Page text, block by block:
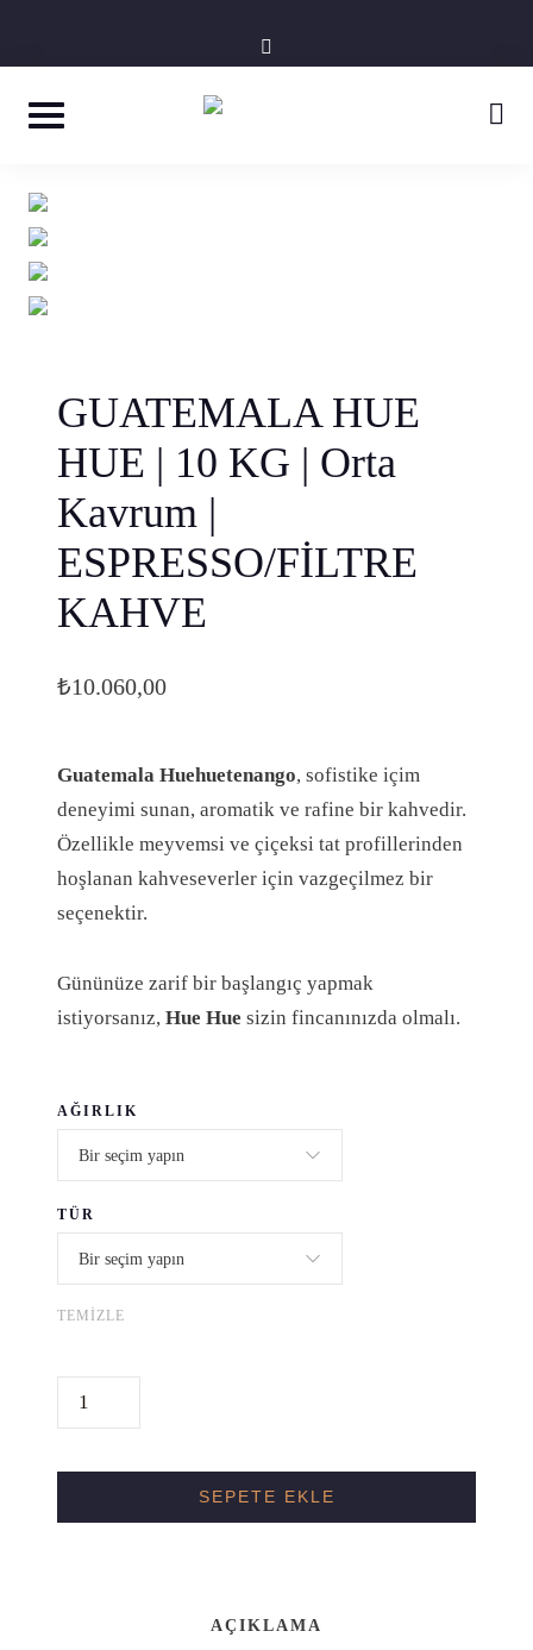
GUATEMALA HUE
HUE | 10 KG | Orta
Kavrum |
ESPRESSO/FİLTRE
KAHVE
₺10.060,00
Guatemala Huehuetenango, sofistike içim
deneyimi sunan, aromatik ve rafine bir kahvedir.
Özellikle meyvemsi ve çiçeksi tat profillerinden
hoşlanan kahveseverler için vazgeçilmez bir
seçenektir.
Gününüze zarif bir başlangıç yapmak
istiyorsanız, Hue Hue sizin fincanınızda olmalı.
AĞIRLIK
TÜR
TEMIZLE
U
SEPETE EKLE
AÇIKLAMA